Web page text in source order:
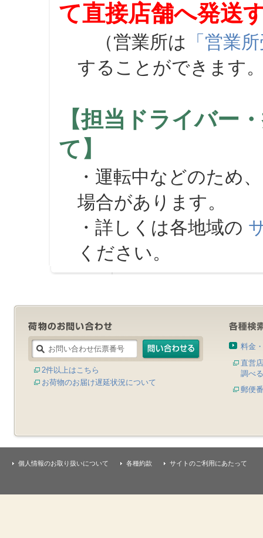
て直接店舗へ発送
（営業所は 「営業
することができます
【担当ドライバー
て】
・運転中などのため
場合があります。
・詳しくは各地域の
ください。
2件以上はこちら
お荷物のお届け遅延状況について
料金
直営
調べる
郵便
個人情報のお取り扱いについて 各種約款 サイトのご利用にあたって